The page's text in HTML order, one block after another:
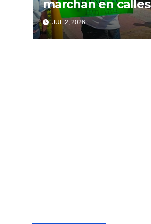
marchan en calles
de Tonalá
JUL 2, 2026